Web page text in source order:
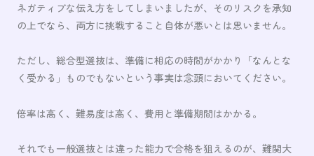
ネガティブな伝え方をしてしまいましたが、そのリスクを承知
の上でなら、両方に挑戦すること自体が悪いとは思いません。
ただし、総合型選抜は、準備に相応の時間がかかり「なんとな
く受かる」ものでもないという事実は念頭においてください。
倍率は高く、難易度は高く、費用と準備期間はかかる。
それでも一般選抜とは違った能力で合格を狙えるのが、難関大